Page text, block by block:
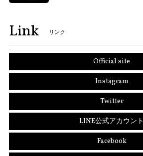
Link リンク
Official site
Instagram
Twitter
LINE公式アカウント
Facebook